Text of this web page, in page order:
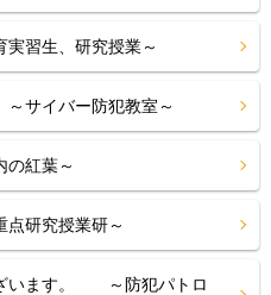
習生、研究授業～
サイバー防犯教室～
紅葉～
研究授業研～
います。 ～防犯パトロ